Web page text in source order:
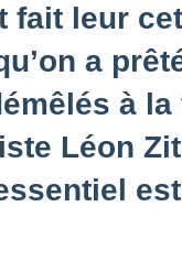
fait leur
a
à la
Léon